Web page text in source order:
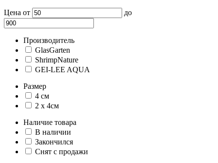
Цена от до
Производитель
GlasGarten
ShrimpNature
GEI-LEE AQUA
Размер
4 см
2 х 4см
Наличие товара
В наличии
Закончился
Снят с продажи